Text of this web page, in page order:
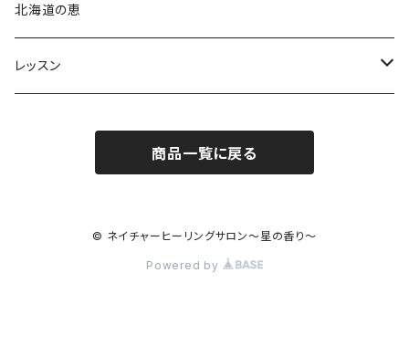
占星術アロマテラピー®︎
占星術フラワーエッセンス
北海道の恵
レッスン
木星ワークショップ
アロマテラピーレッスン
アロマテラピーベーシック
商品一覧に戻る
© ネイチャーヒーリングサロン〜星の香り〜
Powered by